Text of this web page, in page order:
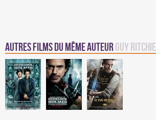
Autres Films du même auteurGuy Ritchie